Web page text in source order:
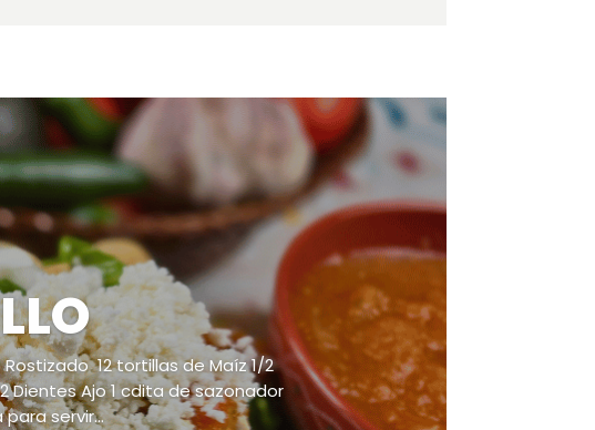
12 tortillas de Maíz 1/2
Dientes Ajo 1 cdita de sazonador
servir...